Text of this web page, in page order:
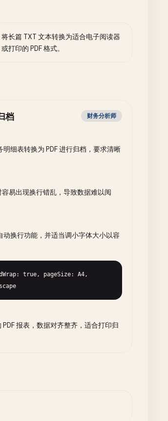
将长篇 TXT 文本转换为适合电子阅读器
或打印的 PDF 格式。
档 财务分析师
明细表转换为 PDF 进行归档，要求清晰
易出现换行错乱，导致数据难以阅
动换行功能，并适当调小字体大小以容
true, pageSize: A4,
报表，数据对齐整齐，适合打印归